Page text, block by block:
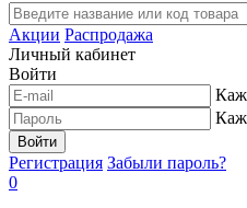
Акции Распродажа
Личный кабинет
Войти
Войти
Регистрация Забыли пароль?
0